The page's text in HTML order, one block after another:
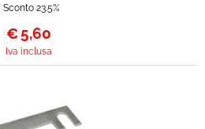
Sconto 23.5%
€ 5,60
Iva inclusa